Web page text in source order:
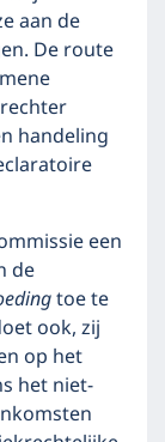
aan de
De route
handeling
een
de
toe te
ook, zij
op het
het niet-